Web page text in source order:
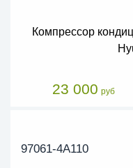
Компрессор
23 000 руб
97061-4A110